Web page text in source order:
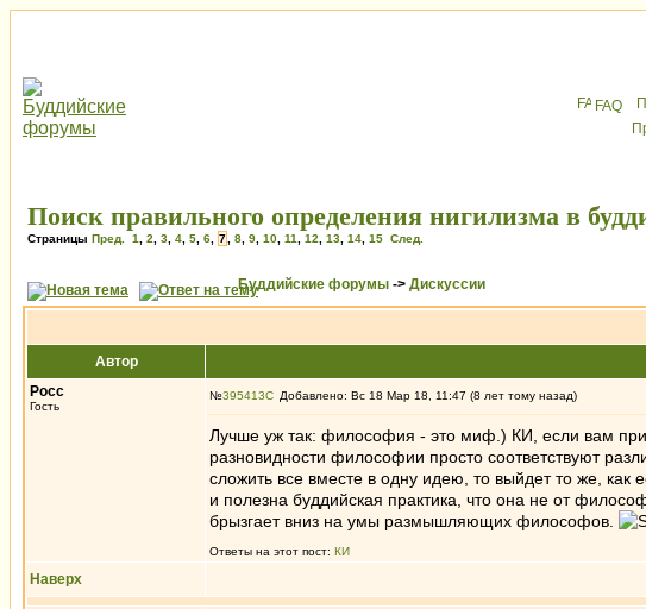
FAQ
Поиск правильного определения нигилизма в
Страницы Пред. 1 2 3 4 5 6 7 8 9 10 11 12 13 14 15 След.
Буддийские форумы -> Дискуссии
Автор
Росс
Гость
№395413 Добавлено: Вс 18 Мар 18, 11:47 (8 лет тому назад)
Лучше уж так: философия - это миф.) КИ, если вам
разновидности философии просто соответствуют
сложить все вместе в одну идею, то выйдет то же,
и полезна буддийская практика, что она не от
брызгает вниз на умы размышляющих философов.
Ответы на этот пост: КИ
Наверх